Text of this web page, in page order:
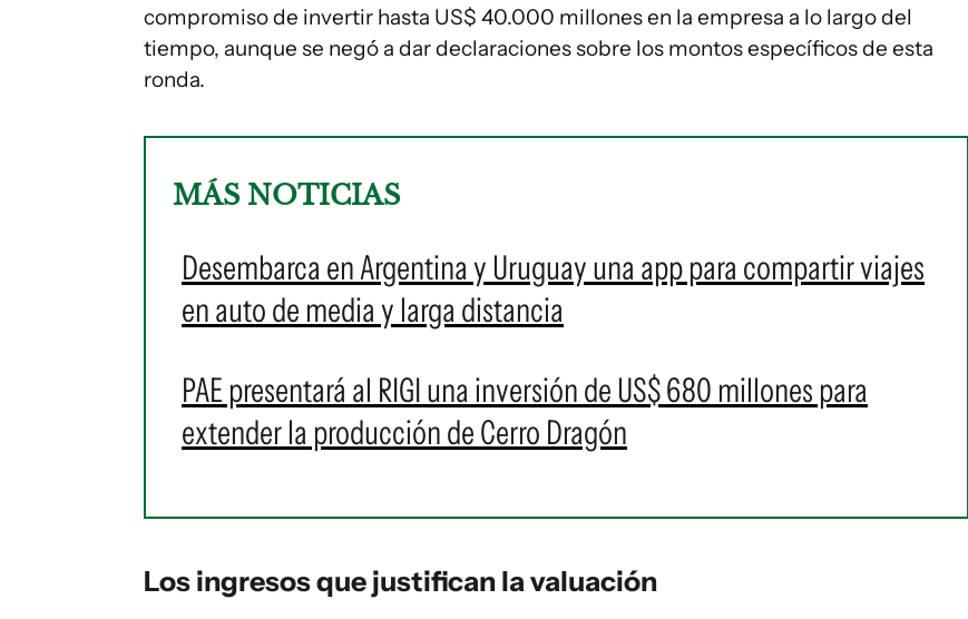
compromiso de invertir hasta US$ 40.000 millones en la empresa a lo largo del
tiempo, aunque se negó a dar declaraciones sobre los montos específicos de esta
ronda.
MÁS NOTICIAS
Desembarca en Argentina y Uruguay una app para compartir viajes
en auto de media y larga distancia
PAE presentará al RIGI una inversión de US$ 680 millones para
extender la producción de Cerro Dragón
Los ingresos que justifican la valuación